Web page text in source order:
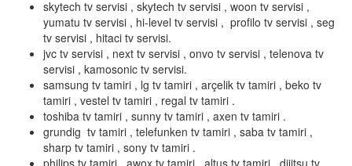
skytech tv servisi , skytech tv servisi , woon tv servisi ,
yumatu tv servisi , hi-level tv servisi , profilo tv servisi , seg
tv servisi , hitaci tv servisi.
jvc tv servisi , next tv servisi , onvo tv servisi , telenova tv
servisi , kamosonic tv servisi.
samsung tv tamiri , lg tv tamiri , arçelik tv tamiri , beko tv
tamiri , vestel tv tamiri , regal tv tamiri .
toshiba tv tamiri , sunny tv tamiri , axen tv tamiri .
grundig tv tamiri , telefunken tv tamiri , saba tv tamiri ,
sharp tv tamiri , sony tv tamiri .